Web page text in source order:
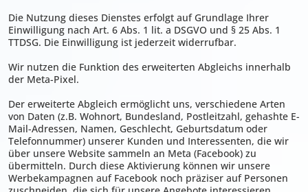
Die Nutzung dieses Dienstes erfolgt auf Grundlage Ihrer
Einwilligung nach Art. 6 Abs. 1 lit. a DSGVO und § 25 Abs. 1
TTDSG. Die Einwilligung ist jederzeit widerrufbar.
Wir nutzen die Funktion des erweiterten Abgleichs innerhalb
der Meta-Pixel.
Der erweiterte Abgleich ermöglicht uns, verschiedene Arten
von Daten (z.B. Wohnort, Bundesland, Postleitzahl, gehashte E-
Mail-Adressen, Namen, Geschlecht, Geburtsdatum oder
Telefonnummer) unserer Kunden und Interessenten, die wir
über unsere Website sammeln an Meta (Facebook) zu
übermitteln. Durch diese Aktivierung können wir unsere
Werbekampagnen auf Facebook noch präziser auf Personen